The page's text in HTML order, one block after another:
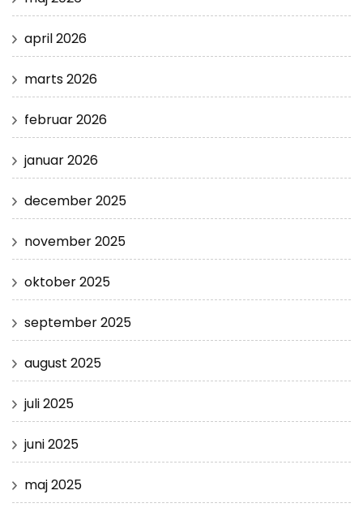
april 2026
marts 2026
februar 2026
januar 2026
december 2025
november 2025
oktober 2025
september 2025
august 2025
juli 2025
juni 2025
maj 2025